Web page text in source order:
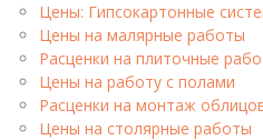
Цены: Гипсокартонные
Цены на малярные работы
Расценки на плиточные
Цены на работу с полами
Расценки на монтаж
Цены на столярные работы